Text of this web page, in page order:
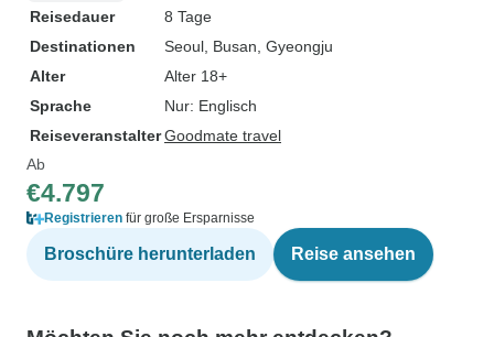
Reisedauer
8 Tage
Destinationen
Seoul , Busan , Gyeongju
Alter
Alter 18+
Sprache
Nur: Englisch
ReiseveranstalterGoodmate travel
Ab
€4.797
Registrieren für große Ersparnisse
Broschüre herunterladen Reise ansehen